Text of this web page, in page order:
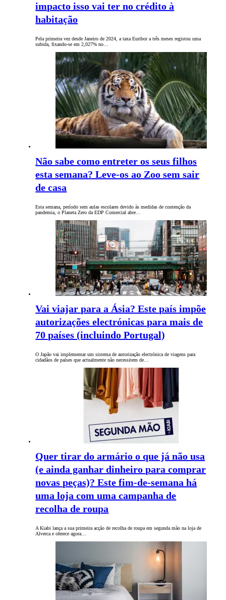
impacto isso vai ter no crédito à
habitação
Pela primeira vez desde Janeiro de 2024, a taxa Euribor a três meses registou uma
subida, fixando-se em 2,027% no…
Não sabe como entreter os seus filhos
esta semana? Leve-os ao Zoo sem sair
de casa
Esta semana, período sem aulas escolares devido às medidas de contenção da
pandemia, o Planeta Zero da EDP Comercial abre…
Vai viajar para a Ásia? Este país impõe
autorizações electrónicas para mais de
70 países (incluindo Portugal)
O Japão vai implementar um sistema de autorização electrónica de viagens para
cidadãos de países que actualmente não necessitem de…
Quer tirar do armário o que já não usa
(e ainda ganhar dinheiro para comprar
novas peças)? Este fim-de-semana há
uma loja com uma campanha de
recolha de roupa
A Kiabi lança a sua primeira acção de recolha de roupa em segunda mão na loja de
Alverca e oferece agora…